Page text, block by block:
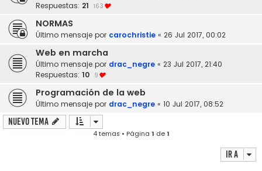
Respuestas: 21 163
NORMAS
Último mensaje por carochristie « 26 Jul 2017, 00:02
Web en marcha
Último mensaje por drac_negre « 23 Jul 2017, 21:40
Respuestas: 10 9
Programación de la web
Último mensaje por drac_negre « 10 Jul 2017, 08:52
Nuevo Tema
4 temas • Página 1 de1
Ir a